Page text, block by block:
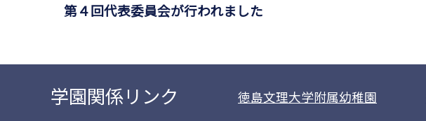
第４回代表委員会が行われました
学園関係リンク 徳島文理大学附属幼稚園